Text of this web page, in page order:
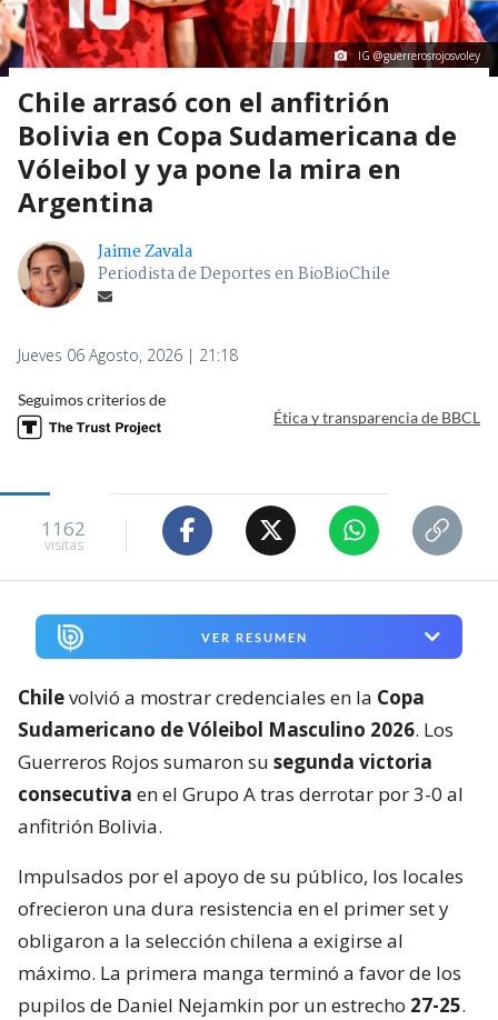
IG @guerrerosrojosvoley
Chile arrasó con el anfitrión
Bolivia en Copa Sudamericana de
Vóleibol y ya pone la mira en
Argentina
Jaime Zavala
Periodista de Deportes en BioBioChile
Jueves 06 Agosto, 2026 | 21:18
Seguimos criterios de
Ética y transparencia de BBCL
1162
visitas
VER RESUMEN
Chilevolvió a mostrar credenciales en la Copa
Sudamericano de Vóleibol Masculino 2026. Los
Guerreros Rojos sumaron su segunda victoria
consecutiva en el Grupo A tras derrotar por 3-0 al
anfitrión Bolivia.
Impulsados por el apoyo de su público, los locales
ofrecieron una dura resistencia en el primer set y
obligaron a la selección chilena a exigirse al
máximo. La primera manga terminó a favor de los
pupilos de Daniel Nejamkin por un estrecho 27-25.